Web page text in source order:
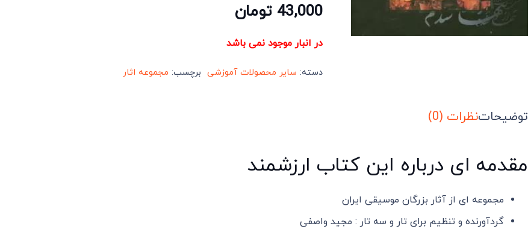
43,000 تومان
در انبار موجود نمی باشد
دسته: سایر محصولات آموزشی برچسب: مجموعه اثار
توضیحاتنظرات (0)
مقدمه ای درباره این کتاب ارزشمند
مجموعه ای از آثار بزرگان موسیقی ایران
گردآورنده و تنظیم برای تار و سه تار : مجید واصفی